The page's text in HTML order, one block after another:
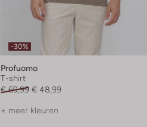
-30%
Profuomo
T-shirt
€ 69,99 € 48,99
+ meer kleuren